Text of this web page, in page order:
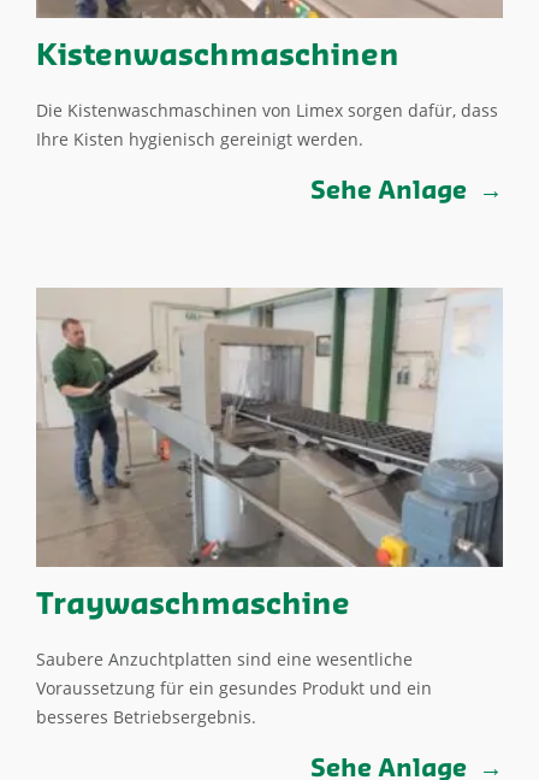
Kistenwaschmaschinen
Die Kistenwaschmaschinen von Limex sorgen dafür, dass
Ihre Kisten hygienisch gereinigt werden.
Sehe Anlage
Traywaschmaschine
Saubere Anzuchtplatten sind eine wesentliche
Voraussetzung für ein gesundes Produkt und ein
besseres Betriebsergebnis.
Sehe Anlage